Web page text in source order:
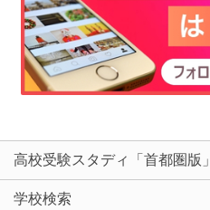
高校受験スタディ「首都圏版」
学校検索